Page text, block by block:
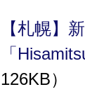
【札幌】
「
126KB）